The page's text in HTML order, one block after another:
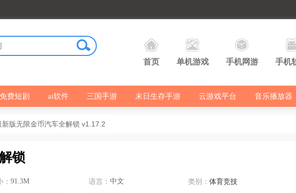
首页 单机游戏 手机网游 手机
免费短剧 ai软件 三国手游 末日生存手游 云游戏平台 音乐播放器
版无限金币汽车全解锁 v1.17.2
锁
： 91.3M 语言： 中文 类别： 体育竞技